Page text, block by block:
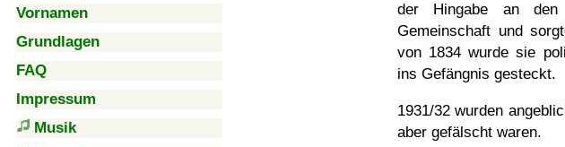
Vornamen
Grundlagen
FAQ
Impressum
Musik
der Hingabe an
Gemeinschaft und
von 1834 wurde sie
ins Gefängnis gesteckt.
1931/32 wurden
aber gefälscht waren.